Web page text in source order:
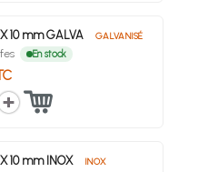
10 mm GALVA GALVANISÉ
En stock
10 mm INOX INOX